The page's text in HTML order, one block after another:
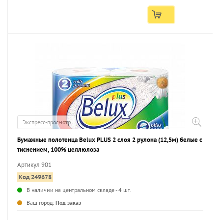
Экспресс-просмотр
Бумажные полотенца Belux PLUS 2 слоя 2 рулона (12,5м) белые с
тиснением, 100% целлюлоза
Артикул 901
Код 249678
В наличии на центральном складе - 4 шт.
Ваш город: Под заказ